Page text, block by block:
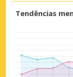
Tendências